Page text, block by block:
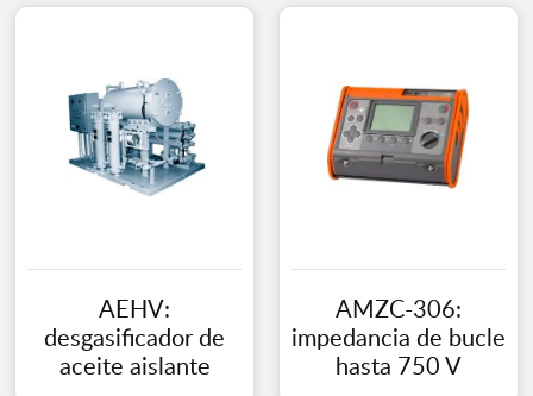
AEHV:
desgasificador de
aceite aislante
AMZC-306:
impedancia de bucle
hasta 750 V